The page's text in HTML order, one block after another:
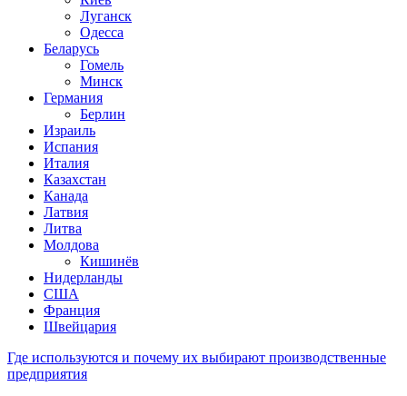
Луганск
Одесса
Беларусь
Гомель
Минск
Германия
Берлин
Израиль
Испания
Италия
Казахстан
Канада
Латвия
Литва
Молдова
Кишинёв
Нидерланды
США
Франция
Швейцария
Где используются и почему их выбирают производственные
предприятия